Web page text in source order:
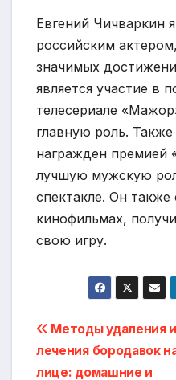
Евгений Чичваркин
российским
значимых
является участие в
телесериале
главную роль.
награжден премией
лучшую мужскую
спектакле. Он также
кинофильмах,
свою игру.
Навигация
по
Методы удаления и
лечения бородавок
лице: домашние и